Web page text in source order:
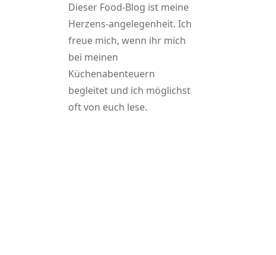
Dieser Food-Blog ist meine
Herzens-angelegenheit. Ich
freue mich, wenn ihr mich
bei meinen
Küchenabenteuern
begleitet und ich möglichst
oft von euch lese.